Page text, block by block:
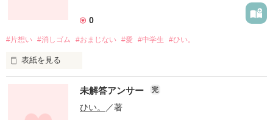
どうして連れて帰って来たの？
市原 穂香(いちはら ほのか)
後藤 大樹(ごとう はるき)
不良っぽい不器用男子
間接キスを許すのは。
( 特別な人、ただひとり。)
こんなにも、こんなにも好きなのに、
わたしを、彼を、傷つけるから。
0
#片想い #消しゴム #おまじない #愛 #中学生 #ひい。
表紙を見る
未解答アンサー 完
ひい。 ／著